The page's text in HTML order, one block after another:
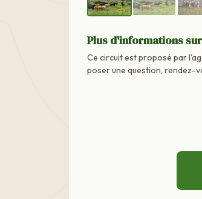
Plus d'informations
Ce circuit est proposé par
poser une question, rendez-